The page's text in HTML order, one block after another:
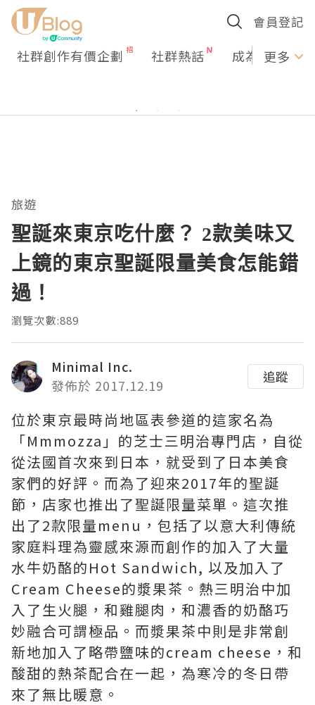
會員登記
社群創作有價企劃 社群熱話 成為U更多
旅遊
聖誕來東京吃什麼？ 2款美味又
上鏡的東京聖誕限量美食怎能錯
過！
瀏覽次數:889
Minimal Inc.
發佈於 2017.12.19
追蹤
位於東京最時尚地區表參道的這家名為
「Mmmozza」的芝士三明治專門店，自從
從法國首次來到日本，就受到了日本美食
家們的好評。而為了迎來2017年的聖誕
節，店家也推出了聖誕限量菜單。這次推
出了2款限量menu，包括了以意大利傳統
家庭料理為靈感來源而創作的加入了大量
水牛奶酪的Hot Sandwich, 以及加入了
Cream Cheese的漿果茶。熱三明治中加
入了生火腿，和雞腿肉，和濃香的奶酪巧
妙融合可謂極品。而漿果茶中則是非常創
新地加入了略帶鹽味的cream cheese，和
酸甜的熱茶配合在一起，為寒冷的冬日帶
來了無比暖意。